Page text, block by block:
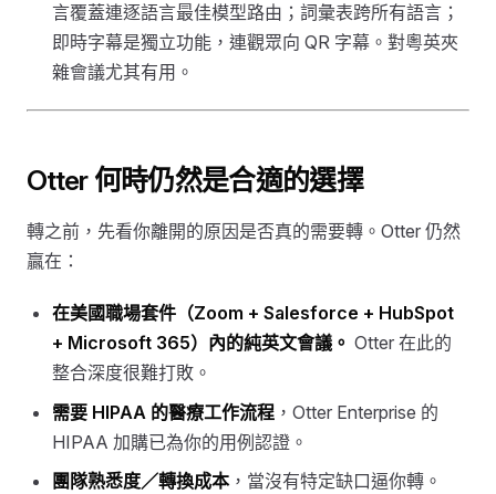
言覆蓋連逐語言最佳模型路由；詞彙表跨所有語言；
即時字幕是獨立功能，連觀眾向 QR 字幕。對粵英夾
雜會議尤其有用。
Otter 何時仍然是合適的選擇
轉之前，先看你離開的原因是否真的需要轉。Otter 仍然
贏在：
在美國職場套件（Zoom + Salesforce + HubSpot
+ Microsoft 365）內的純英文會議。 Otter 在此的
整合深度很難打敗。
需要 HIPAA 的醫療工作流程 ，Otter Enterprise 的
HIPAA 加購已為你的用例認證。
團隊熟悉度／轉換成本，當沒有特定缺口逼你轉。